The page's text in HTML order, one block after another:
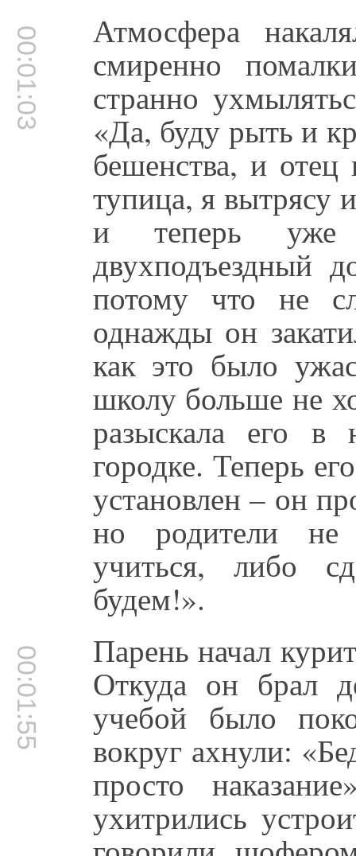
00:01:03 Атмосфера
смиренно
странно
«Да, буду рыть и
бешенства, и
тупица, я вытрясу
и теперь
двухподъездный
потому что не
однажды он
как это было
школу больше не
разыскала его в
городке. Теперь
установлен – он
но родители не
учиться, либо
будем!».
00:01:55 Парень начал
Откуда он брал
учебой было
вокруг ахнули:
просто
ухитрились